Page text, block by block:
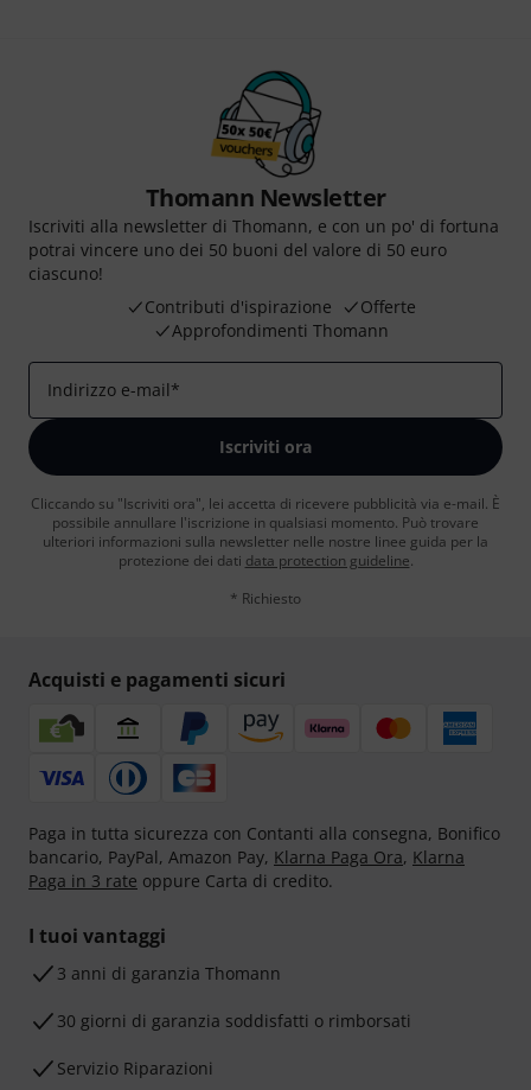
Thomann Newsletter
Iscriviti alla newsletter di Thomann, e con un po' di fortuna
potrai vincere uno dei 50 buoni del valore di 50 euro
ciascuno!
Contributi d'ispirazione
Offerte
Approfondimenti Thomann
Indirizzo e-mail*
Iscriviti ora
Cliccando su "Iscriviti ora", lei accetta di ricevere pubblicità via e-mail. È
possibile annullare l'iscrizione in qualsiasi momento. Può trovare
ulteriori informazioni sulla newsletter nelle nostre linee guida per la
protezione dei dati data protection guideline.
* Richiesto
Acquisti e pagamenti sicuri
Paga in tutta sicurezza con Contanti alla consegna, Bonifico
bancario, PayPal, Amazon Pay, Klarna Paga Ora, Klarna
Paga in 3 rate oppure Carta di credito.
I tuoi vantaggi
3 anni di garanzia Thomann
30 giorni di garanzia soddisfatti o rimborsati
Servizio Riparazioni